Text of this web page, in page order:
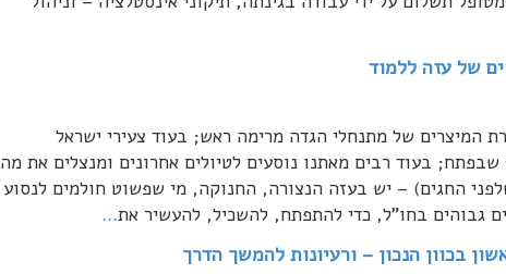
של עזה ללמוד
המיצרים של מתנחלי הגדה מרימה ראש; בעוד צעירי ישראל
בעוד רבים מאתנו נוסעים לטיולים אחרונים ומנצלים את מה
החגים) – יש בעזה הנצורה, החנוקה, מי שפשוט חולמים לנסוע
גבוהים בחו"ל, כדי להתפתח, להשכיל, להעשיר את…
בכוון הנכון – ורעיונות להמשך הדרך